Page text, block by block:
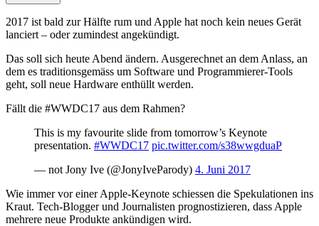
2017 ist bald zur Hälfte rum und Apple hat noch kein neues Gerät
lanciert – oder zumindest angekündigt.
Das soll sich heute Abend ändern. Ausgerechnet an dem Anlass, an
dem es traditionsgemäss um Software und Programmierer-Tools
geht, soll neue Hardware enthüllt werden.
Fällt die #WWDC17 aus dem Rahmen?
This is my favourite slide from tomorrow’s Keynote
presentation. #WWDC17 pic.twitter.com/s38wwgduaP
— not Jony Ive (@JonyIveParody) 4. Juni 2017
Wie immer vor einer Apple-Keynote schiessen die Spekulationen ins
Kraut. Tech-Blogger und Journalisten prognostizieren, dass Apple
mehrere neue Produkte ankündigen wird.